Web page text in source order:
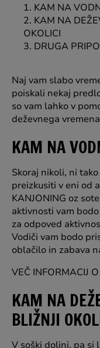
KAM NA
KAM NA
OKOLICI
DRUGA
Naj vam slabo
poiskali nekaj
so vam lahko v
deževnega
KAM NA
Skoraj nikoli, ni
preizkusiti v eni od
KANJONING oz
aktivnosti vam
za odpoved
Vodiči vam bodo
oblačilo in zabava
VEČ INFORMACIJ
KAM NA
BLIŽNJI
V soški dolini, pa si